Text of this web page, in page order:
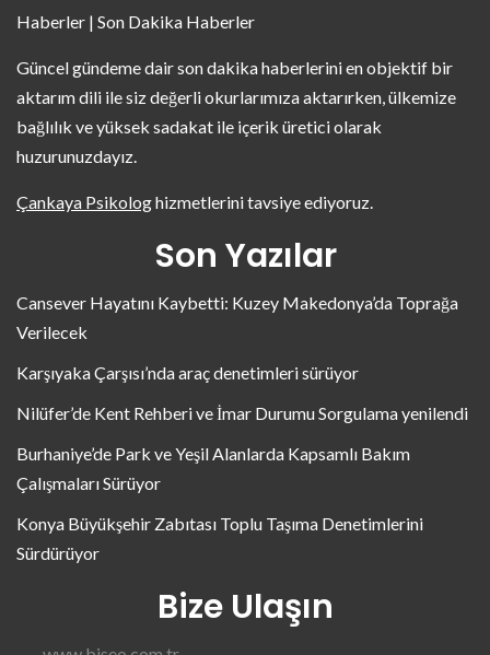
Haberler | Son Dakika Haberler
Güncel gündeme dair son dakika haberlerini en objektif bir
aktarım dili ile siz değerli okurlarımıza aktarırken, ülkemize
bağlılık ve yüksek sadakat ile içerik üretici olarak
huzurunuzdayız.
Çankaya Psikologhizmetlerini tavsiye ediyoruz.
Son Yazılar
Cansever Hayatını Kaybetti: Kuzey Makedonya’da Toprağa
Verilecek
Karşıyaka Çarşısı’nda araç denetimleri sürüyor
Nilüfer’de Kent Rehberi ve İmar Durumu Sorgulama yenilendi
Burhaniye’de Park ve Yeşil Alanlarda Kapsamlı Bakım
Çalışmaları Sürüyor
Konya Büyükşehir Zabıtası Toplu Taşıma Denetimlerini
Sürdürüyor
Bize Ulaşın